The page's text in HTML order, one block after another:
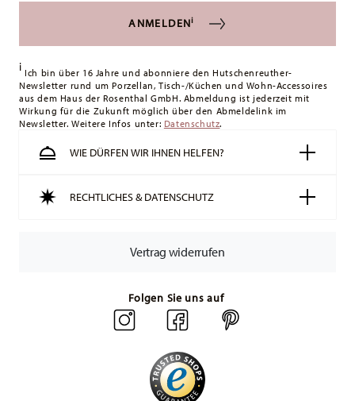
ANMELDENi
i Ich bin über 16 Jahre und abonniere den Hutschenreuther-
Newsletter rund um Porzellan, Tisch-/Küchen und Wohn-Accessoires
aus dem Haus der Rosenthal GmbH. Abmeldung ist jederzeit mit
Wirkung für die Zukunft möglich über den Abmeldelink im
Newsletter. Weitere Infos unter: Datenschutz.
WIE DÜRFEN WIR IHNEN HELFEN?
RECHTLICHES & DATENSCHUTZ
Vertrag widerrufen
Folgen Sie uns auf